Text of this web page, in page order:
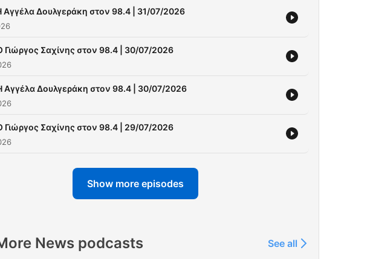
Αγγέλα Δουλγεράκη στον 98.4 | 31/07/2026
Γιώργος Σαχίνης στον 98.4 | 30/07/2026
Αγγέλα Δουλγεράκη στον 98.4 | 30/07/2026
Γιώργος Σαχίνης στον 98.4 | 29/07/2026
Show more episodes
News podcasts See all